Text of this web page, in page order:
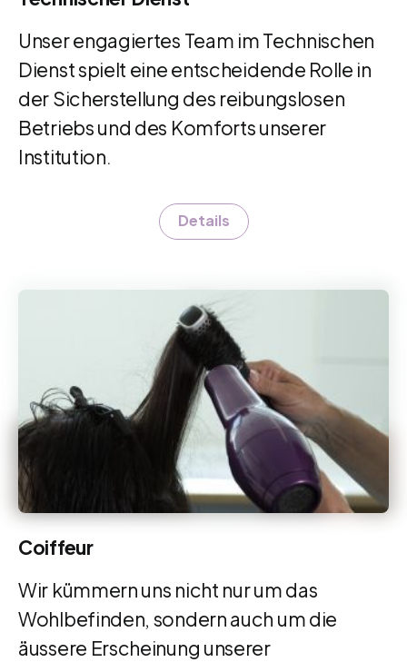
Unser engagiertes Team im Technischen
Dienst spielt eine entscheidende Rolle in
der Sicherstellung des reibungslosen
Betriebs und des Komforts unserer
Institution.
Details
Coiffeur
Wir kümmern uns nicht nur um das
Wohlbefinden, sondern auch um die
äussere Erscheinung unserer